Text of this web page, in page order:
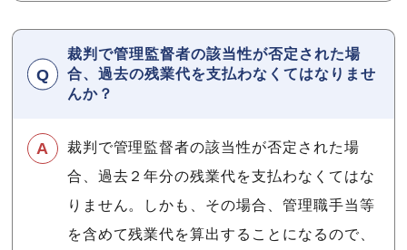
裁判で管理監督者の該当性が否定された場
合、過去の残業代を支払わなくてはなりませ
んか？
裁判で管理監督者の該当性が否定された場
合、過去２年分の残業代を支払わなくてはな
りません。しかも、その場合、管理職手当等
を含めて残業代を算出することになるので、